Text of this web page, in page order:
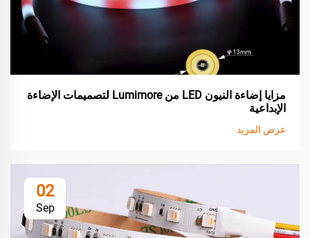
مزايا إضاءة النيون LED من Lumimore لتصميمات الإضاءة
الإبداعية
عرض المزيد
02
Sep